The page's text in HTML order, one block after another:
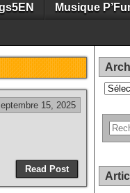
Musique
15, 2025
Read Post